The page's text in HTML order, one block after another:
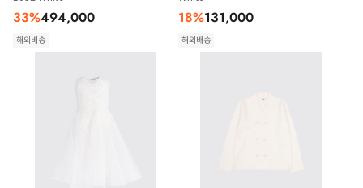
33%494,000
해외배송
18%131,000
해외배송